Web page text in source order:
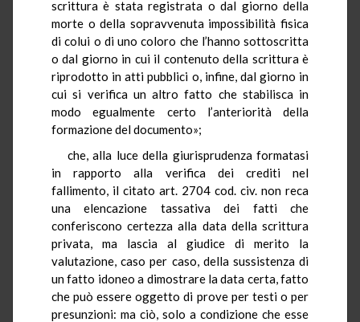
scrittura è stata registrata o dal giorno della
morte o della sopravvenuta impossibilità fisica
di colui o di uno coloro che l’hanno sottoscritta
o dal giorno in cui il contenuto della scrittura è
riprodotto in atti pubblici o, infine, dal giorno in
cui si verifica un altro fatto che stabilisca in
modo egualmente certo l’anteriorità della
formazione del documento»;
che, alla luce della giurisprudenza formatasi
in rapporto alla verifica dei crediti nel
fallimento, il citato art. 2704 cod. civ. non reca
una elencazione tassativa dei fatti che
conferiscono certezza alla data della scrittura
privata, ma lascia al giudice di merito la
valutazione, caso per caso, della sussistenza di
un fatto idoneo a dimostrare la data certa, fatto
che può essere oggetto di prove per testi o per
presunzioni: ma ciò, solo a condizione che esse